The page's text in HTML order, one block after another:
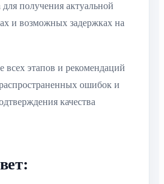
получения актуальной
и возможных задержках на
всех этапов и рекомендаций
ошибок и
качества